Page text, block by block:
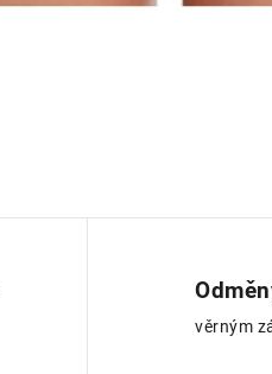
věrným